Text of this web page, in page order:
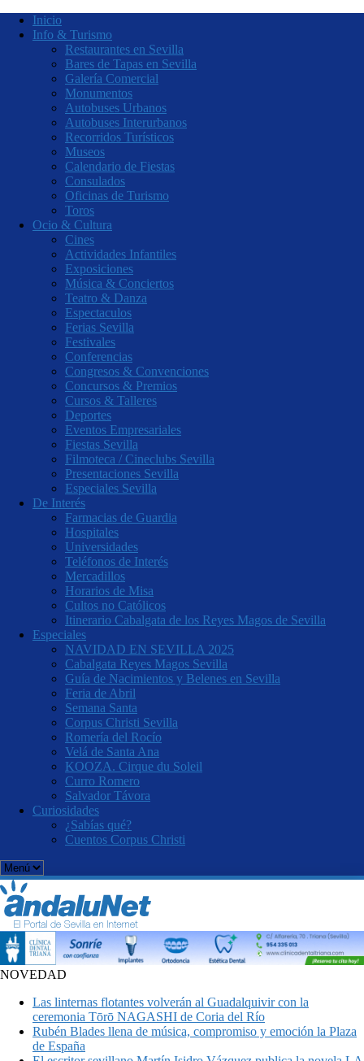
Inicio
Info & Turismo
Restaurantes en Sevilla
Bares de Tapas en Sevilla
Galería Comercial
Monumentos
Autobuses Urbanos
Autobuses Interurbanos
Recorridos Turísticos
Museos
Calendario de Fiestas
Consulados
Oficinas de Turismo
Toros
Ocio & Cultura
Cines
Actividades Infantiles
Exposiciones
Música & Conciertos
Teatro & Danza
Espectaculos
Ferias Sevilla
Festivales
Conferencias
Congresos & Convenciones
Concursos & Premios
Cursos & Talleres
Deportes
Eventos Empresariales
Fiestas Sevilla
Filmoteca / Cineclubs Sevilla
Presentaciones Sevilla
Especiales Sevilla
De Interés
Farmacias de Guardia
Hospitales
Universidades
Teléfonos de Interés
Mercadillos
Horarios de Misa
Cultos no Católicos
Itinerario Cabalgata de los Reyes Magos de Sevilla
Especiales
NAVIDAD EN SEVILLA 2025
Cabalgata Reyes Magos Sevilla
Guía de Nacimientos y Belenes en Sevilla
Feria de Abril
Semana Santa
Corpus Christi Sevilla
Romería del Rocío
Velá de Santa Ana
KOOZA. Cirque du Soleil
Curro Romero
Salvador Távora
Curiosidades
¿Sabías qué?
Cuentos Corpus Christi
NOVEDAD
Las linternas flotantes volverán al Guadalquivir con la
ceremonia Tōrō NAGASHI de Coria del Río
Rubén Blades llena de música, compromiso y emoción la Plaza
de España